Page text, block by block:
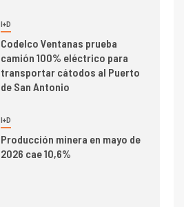
I+D
Codelco Ventanas prueba
camión 100% eléctrico para
transportar cátodos al Puerto
de San Antonio
I+D
Producción minera en mayo de
2026 cae 10,6%